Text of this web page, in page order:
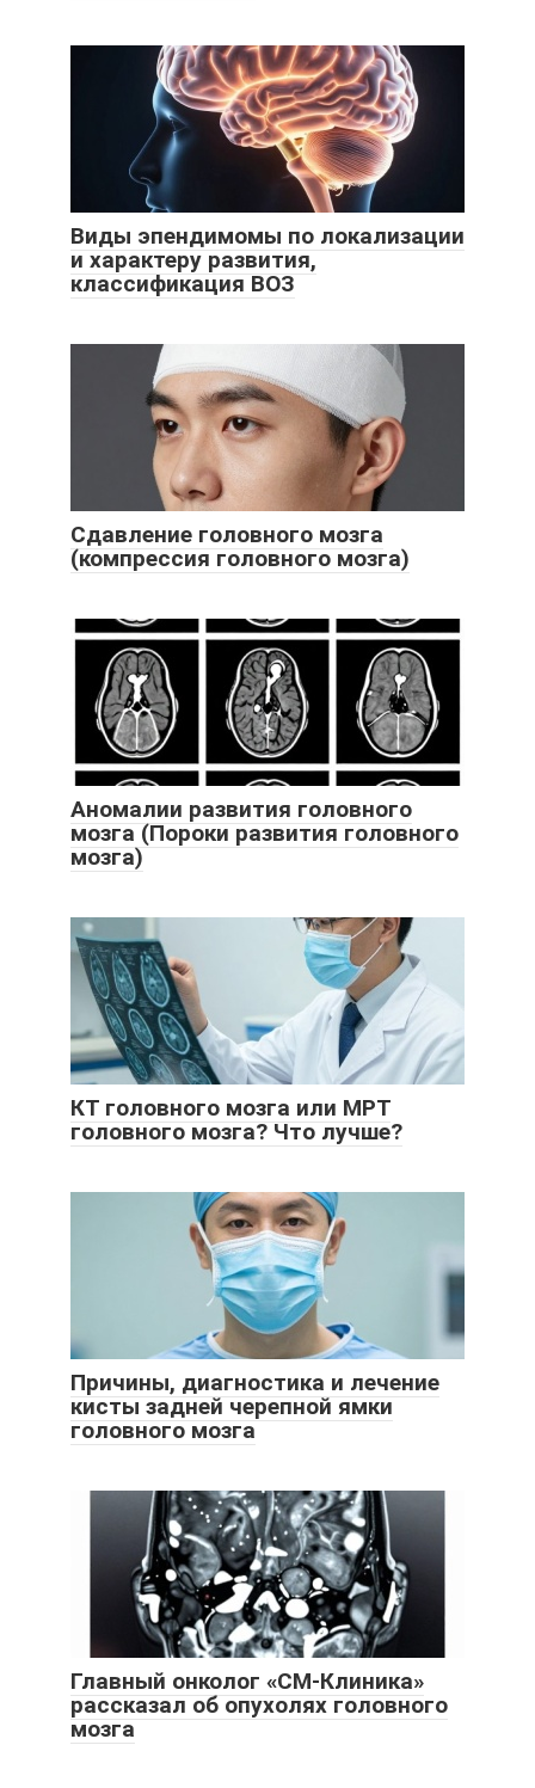
Виды эпендимомы по локализации
и характеру развития,
классификация ВОЗ
Сдавление головного мозга
(компрессия головного мозга)
Аномалии развития головного
мозга (Пороки развития головного
мозга)
КТ головного мозга или МРТ
головного мозга? Что лучше?
Причины, диагностика и лечение
кисты задней черепной ямки
головного мозга
Главный онколог «СМ-Клиника»
рассказал об опухолях головного
мозга